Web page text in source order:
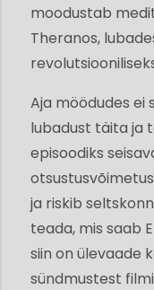
moodustab
Theranos,
Aja möödudes ei
lubadust täita ja
episoodiks
ja riskib
teada, mis saab
siin on ülevaade
sündmustest